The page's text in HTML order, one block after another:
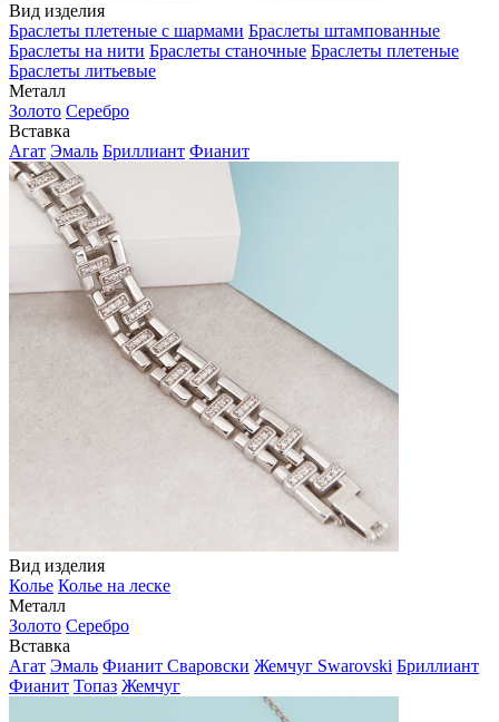
Вид изделия
Браслеты плетеные с шармами Браслеты штампованные
Браслеты на нити Браслеты станочные Браслеты плетеные
Браслеты литьевые
Металл
Золото Серебро
Вставка
Агат Эмаль Бриллиант Фианит
Вид изделия
Колье Колье на леске
Металл
Золото Серебро
Вставка
Агат Эмаль Фианит Сваровски Жемчуг Swarovski Бриллиант
Фианит Топаз Жемчуг